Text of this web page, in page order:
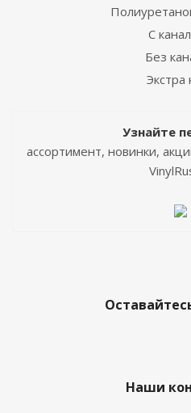
С
Без
Экстра
Узнайте
ассортимент, новинки,
Наши